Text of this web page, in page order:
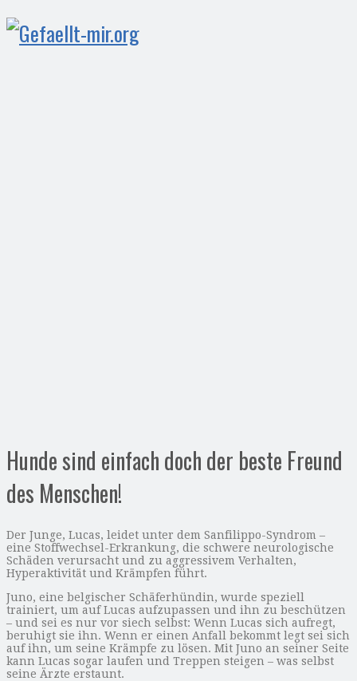
Hunde sind einfach doch der beste Freund
des Menschen!
Der Junge, Lucas, leidet unter dem Sanfilippo-Syndrom –
eine Stoffwechsel-Erkrankung, die schwere neurologische
Schäden verursacht und zu aggressivem Verhalten,
Hyperaktivität und Krämpfen führt.
Juno, eine belgischer Schäferhündin, wurde speziell
trainiert, um auf Lucas aufzupassen und ihn zu beschützen
– und sei es nur vor siech selbst: Wenn Lucas sich aufregt,
beruhigt sie ihn. Wenn er einen Anfall bekommt legt sei sich
auf ihn, um seine Krämpfe zu lösen. Mit Juno an seiner Seite
kann Lucas sogar laufen und Treppen steigen – was selbst
seine Ärzte erstaunt.